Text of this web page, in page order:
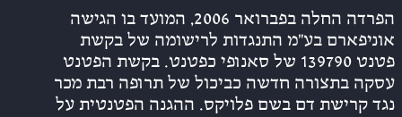
הפרדה החלה בפברואר 2006, המועד בו הגישה
אוניפארם בע”מ התנגדות לרישומה של בקשת
פטנט 139790 של סאנופי כפטנט. בקשת הפטנט
עסקה בתצורה חדשה כביכול של תרופה רבת מכר
נגד קרישת דם בשם פלויקס. ההגנה הפטנטית על